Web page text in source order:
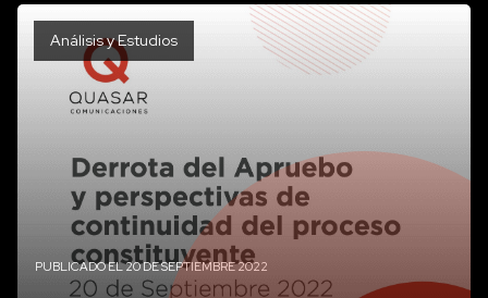
Análisis y Estudios
PUBLICADO EL 20 DE SEPTIEMBRE 2022